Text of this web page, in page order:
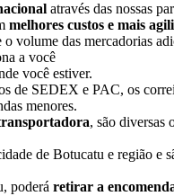
através das nossas
melhores custos e mais
o volume das mercadorias
a você
você estiver.
de SEDEX e PAC, os
menores.
, são diversas
de Botucatu e região e
poderá retirar a